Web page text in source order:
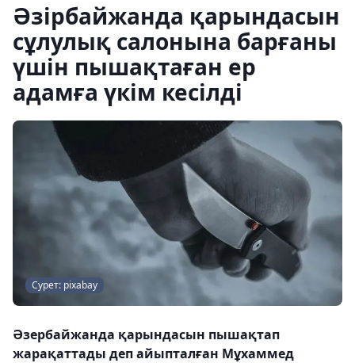
Әзірбайжанда қарындасын
сұлулық салонына барғаны
үшін пышақтаған ер
адамға үкім кесілді
Сурет: pixabay
Әзербайжанда қарындасын пышақтап
жарақаттады деп айыпталған Мұхаммед